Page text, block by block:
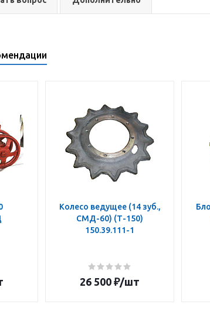
Колесо ведущее (14 зуб.,
СМД-60) (Т-150)
150.39.111-1
26 500 ₽/шт